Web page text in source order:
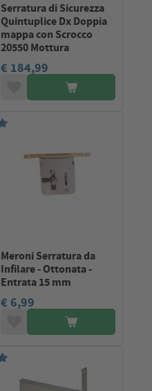
Serratura di Sicurezza
Quintuplice Dx Doppia
mappa con Scrocco
20550 Mottura
€ 184,99
Meroni Serratura da
Infilare - Ottonata -
Entrata 15 mm
€ 6,99